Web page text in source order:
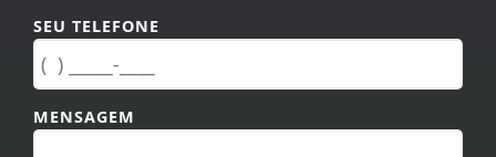
SEU TELEFONE
MENSAGEM